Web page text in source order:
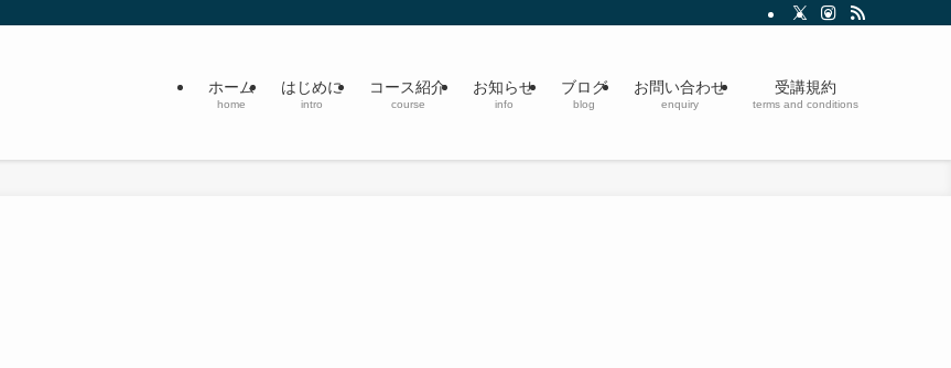
ホーム
home
はじめに
intro
コース紹介
course
お知らせ
info
ブログ
blog
お問い合わせ
enquiry
受講規約
terms and conditions